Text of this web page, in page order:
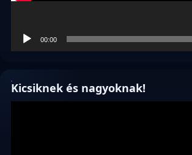
00:00
Kicsiknek és nagyoknak!